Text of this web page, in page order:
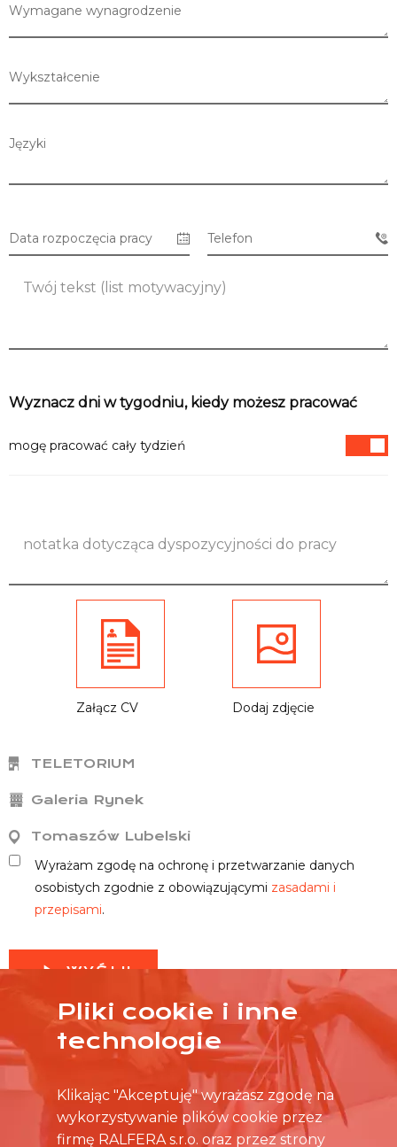
Lista sklepów
Wymagane wynagrodzenie
Wykształcenie
Języki
Data rozpoczęcia pracy Telefon
Wyznacz dni w tygodniu, kiedy możesz pracować
mogę pracować cały tydzień
Załącz CV Dodaj zdjęcie
TELETORIUM
Galeria Rynek
Tomaszów Lubelski
Wyrażam zgodę na ochronę i przetwarzanie danych
osobistych zgodnie z obowiązującymi zasadami i
przepisami.
WYŚLIJ
Pliki cookie i inne
technologie
Klikając "Akceptuję" wyrażasz zgodę na
wykorzystywanie plików cookie przez
firmę RALFERA s.r.o. oraz przez strony